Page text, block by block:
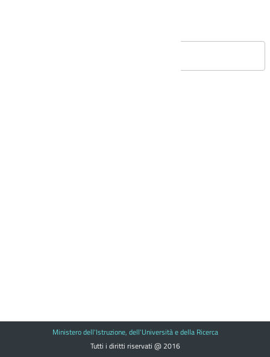
Ministero dell'Istruzione, dell'Università e della Ricerca
Tutti i diritti riservati @ 2016